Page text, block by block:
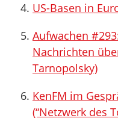
US-Basen in
Aufwachen
Nachrichten
Tarnopolsky)
KenFM im
(“Netzwerk des